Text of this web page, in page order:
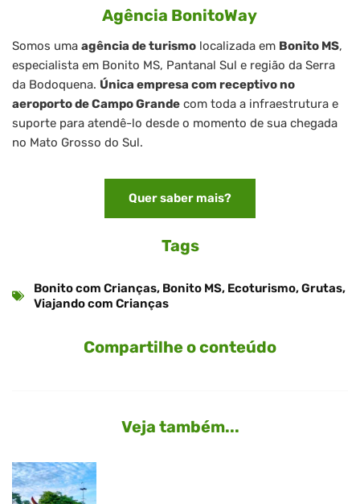
Agência BonitoWay
Somos uma agência de turismo localizada em Bonito MS,
especialista em Bonito MS, Pantanal Sul e região da Serra
da Bodoquena. Única empresa com receptivo no
aeroporto de Campo Grande com toda a infraestrutura e
suporte para atendê-lo desde o momento de sua chegada
no Mato Grosso do Sul.
Quer saber mais?
Tags
Bonito com Crianças, Bonito MS, Ecoturismo,Grutas,
Viajando com Crianças
Compartilhe o conteúdo
Veja também...